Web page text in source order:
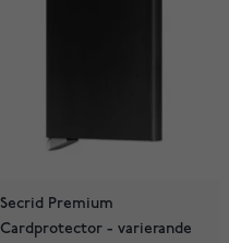
Secrid Premium
Cardprotector - varierande